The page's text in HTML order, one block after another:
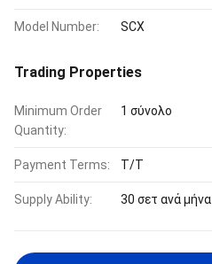
Model Number: SCX
Trading Properties
Minimum Order
Quantity:
1 σύνολο
Payment Terms: Τ/Τ
Supply Ability: 30 σετ ανά μήνα